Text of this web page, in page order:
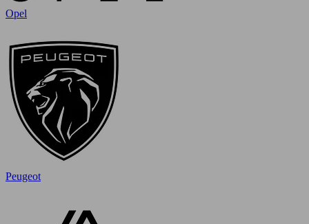
Opel
Peugeot